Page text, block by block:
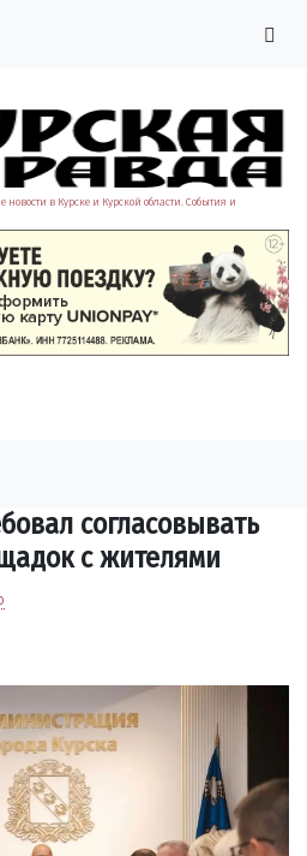
новости в Курске и Курской области. События и
согласовывать
с жителями